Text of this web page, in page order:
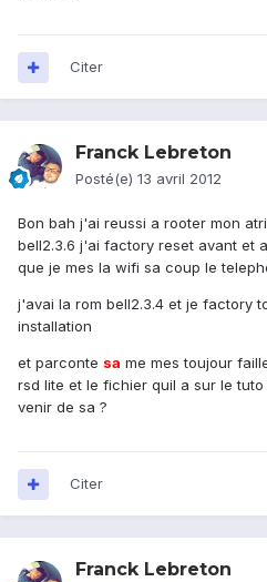
Citer
Franck Lebreton
Posté(e) 13 avril 2012
Bon bah j'ai reussi a rooter mon
bell2.3.6 j'ai factory reset avant et
que je mes la wifi sa coup le
j'avai la rom bell2.3.4 et je factory
installation
et parconte sa me mes toujour
rsd lite et le fichier quil a sur le
venir de sa ?
Citer
Franck Lebreton